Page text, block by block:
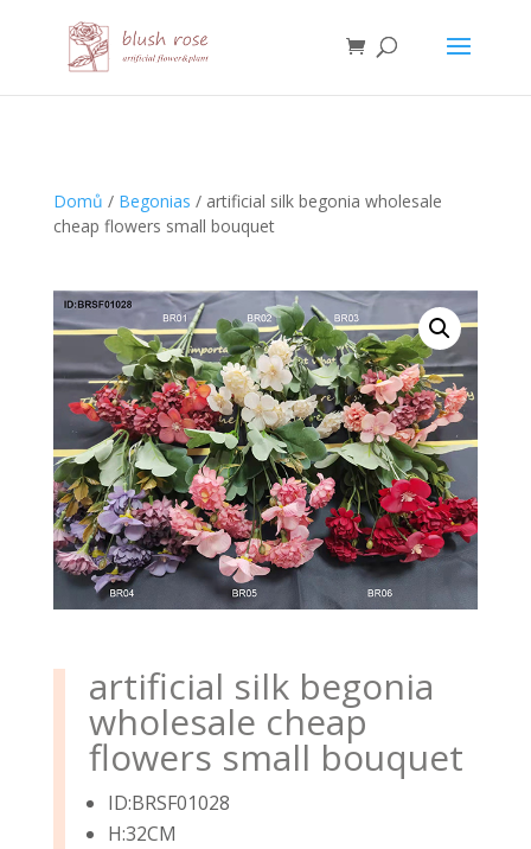
Domů / Begonias / artificial silk begonia wholesale
cheap flowers small bouquet
artificial silk begonia
wholesale cheap
flowers small bouquet
ID:BRSF01028
H:32CM